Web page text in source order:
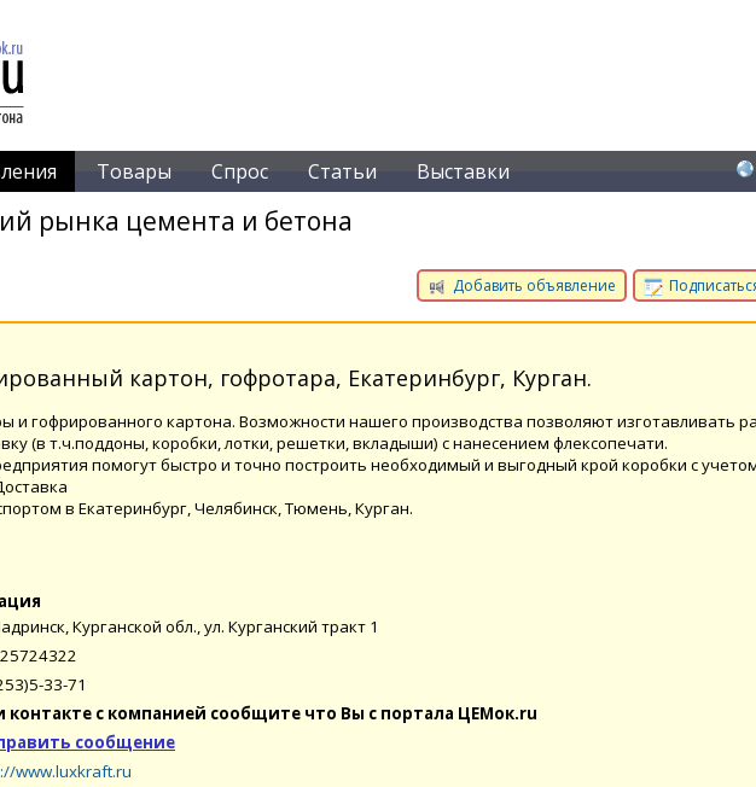
Товары Спрос Статьи Выставки
рынка цемента и бетона
Добавить объявление
картон, гофротара, Екатеринбург, Курган.
и гофрированного картона. Возможности нашего производства позволяют изготавливать
(в т.ч.поддоны, коробки, лотки, решетки, вкладыши) с нанесением флексопечати.
помогут быстро и точно построить необходимый и выгодный крой коробки с
в Екатеринбург, Челябинск, Тюмень, Курган.
Курганской обл., ул. Курганский тракт 1
33-71
контакте с компанией сообщите что Вы с портала ЦЕМок.ru
сообщение
www.luxkraft.ru